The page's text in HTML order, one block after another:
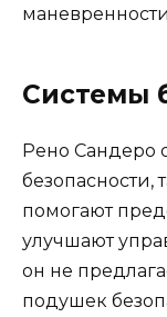
Системы
Рено Сандеро
безопасности,
помогают
улучшают
он не
подушек